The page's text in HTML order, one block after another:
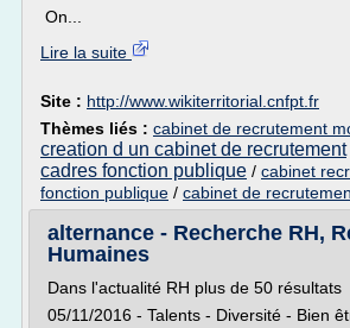
On...
Lire la suite
Site : http://www.wikiterritorial.cnfpt.fr
Thèmes liés : cabinet de recrutement
creation d un cabinet de recrutement
cadres fonction publique / cabinet
fonction publique / cabinet de
alternance - Recherche RH,
Humaines
Dans l'actualité RH plus de 50 résultats
05/11/2016 - Talents - Diversité - Bien